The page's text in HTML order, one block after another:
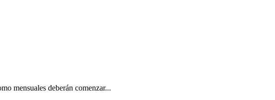
mensuales deberán comenzar...